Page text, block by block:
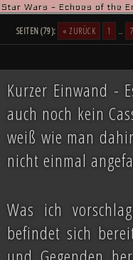
Star Wars - Echoes of the
SEITEN (79): « ZURÜCK 1 …
Kurzer Einwand -
auch noch kein
weiß wie man
nicht einmal
Was ich
befindet sich